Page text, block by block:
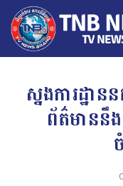
ស្នងការដ្ឋា
ព័ត៌មាននឹ